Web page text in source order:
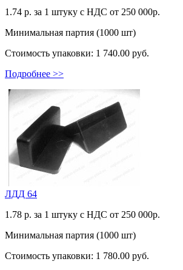
1.74 р. за 1 штуку c НДС от 250 000р.
Минимальная партия (1000 шт)
Стоимость упаковки: 1 740.00 руб.
Подробнее >>
ЛДД 64
1.78 р. за 1 штуку c НДС от 250 000р.
Минимальная партия (1000 шт)
Стоимость упаковки: 1 780.00 руб.